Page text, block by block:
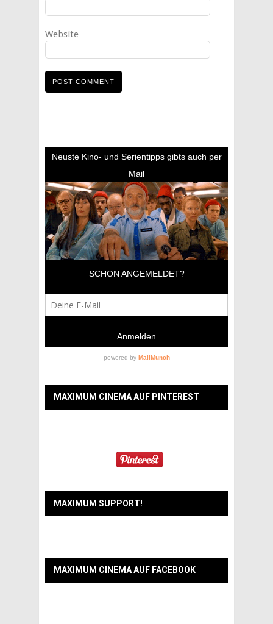
Website
MAXIMUM CINEMA AUF PINTEREST
MAXIMUM SUPPORT!
MAXIMUM CINEMA AUF FACEBOOK